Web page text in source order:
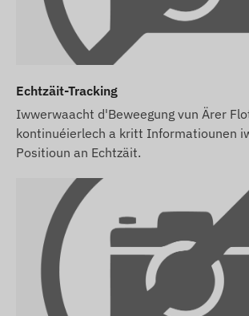
SMS-Alarm-Service benotze wëllt,
eng SMS-Kreditkaart, déi Dir an
bei den Accessoiren fir den Apparat
D'Beschreiwunge vun den Apparater
der Websäit baséieren op
Hiersteller, déi net ëmmer korrekt
sinn. Den Hiersteller behält sech
Produkt ouni Viravis ze änneren -
d'Aktualiséierung vun den Donnéeën
Websäit geschitt no der Erkennung an
Evaluatioun vun den Ännerungen.
Echtzäit-Tracking
Iwwerwaacht d'Beweegung vun Ärer
kontinuéierlech a kritt Informatiounen
Positioun an Echtzäit.